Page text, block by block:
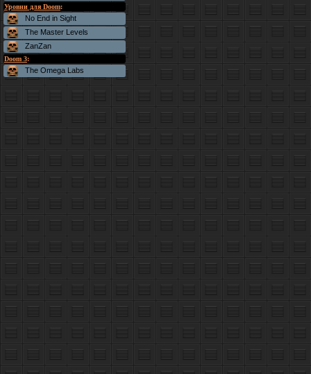
Уровни для Doom:
No End in Sight
The Master Levels
ZanZan
Doom 3:
The Omega Labs